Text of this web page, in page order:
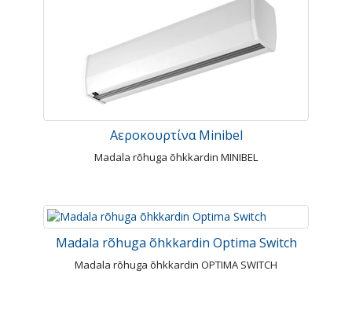
Αεροκουρτίνα Minibel
Madala rõhuga õhkkardin MINIBEL
Madala rõhuga õhkkardin Optima Switch
Madala rõhuga õhkkardin OPTIMA SWITCH